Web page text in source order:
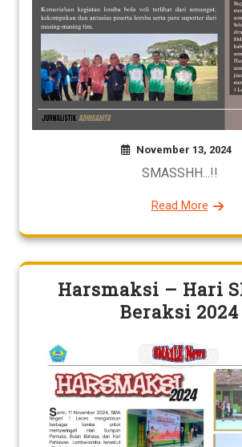
November 13, 2024
SMASSHH...!!
Read More
Harsmaksi – Hari
Beraksi 2024